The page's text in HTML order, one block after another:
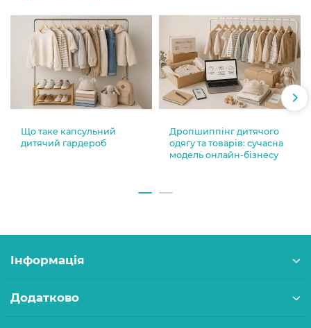
Що таке капсульний
дитячий гардероб
Дропшиппінг дитячого
одягу та товарів: сучасна
модель онлайн-бізнесу
Інформація
Додатково